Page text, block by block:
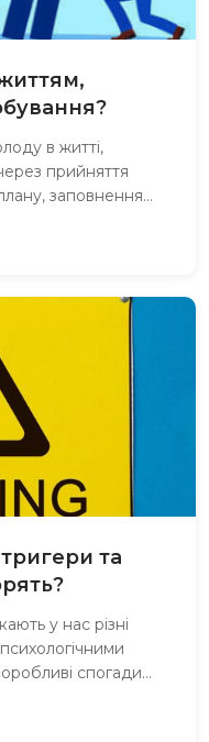
в житті,
прийняття
заповнення
розвиток,
та
у нас різні
спогади
психологічного